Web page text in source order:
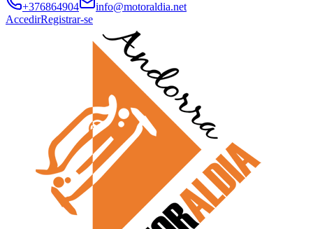
+376864904
info@motoraldia.net
AccedirRegistrar-se